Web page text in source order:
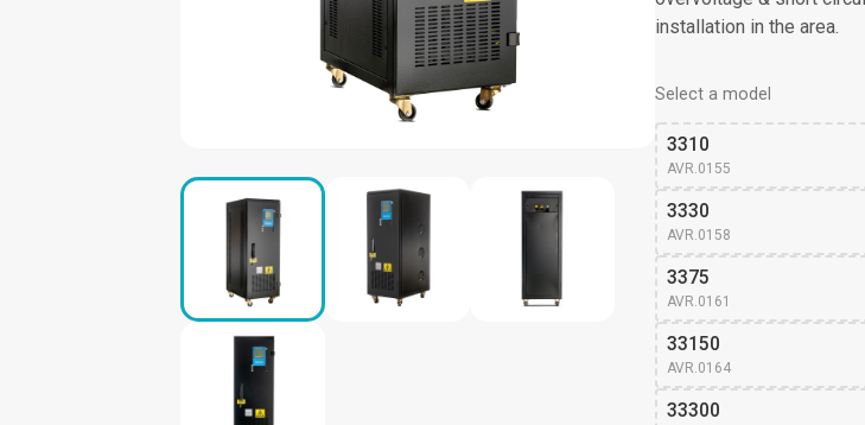
installation in the area.
Select a model
3310
AVR.0155
3330
AVR.0158
3375
AVR.0161
33150
AVR.0164
33300